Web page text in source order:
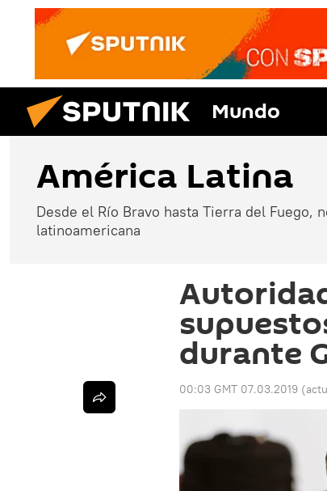
Mundo
América Latina
Desde el Río Bravo hasta Tierra del
latinoamericana
durante
00:03 GMT 07.03.2019